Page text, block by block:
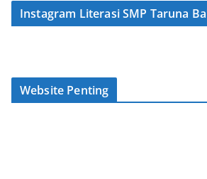
Instagram Literasi SMP Taruna
Website Penting